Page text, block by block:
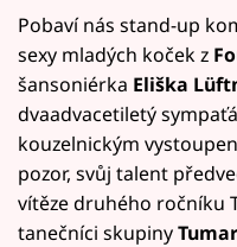
Pobaví nás stand-up
sexy mladých koček z
šansoniérka Eliška
dvaadvacetiletý
kouzelnickým
pozor, svůj talent
vítěze druhého ročníku
tanečníci skupiny